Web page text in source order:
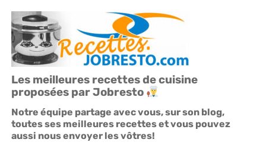
Aller
au
contenu
Les meilleures recettes de cuisine
proposées par Jobresto
Notre équipe partage avec vous, sur son blog,
toutes ses meilleures recettes et vous pouvez
aussi nous envoyer les vôtres!